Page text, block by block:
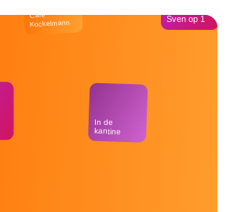
Café
Kockelmann
In de
kantine
Sven op 1